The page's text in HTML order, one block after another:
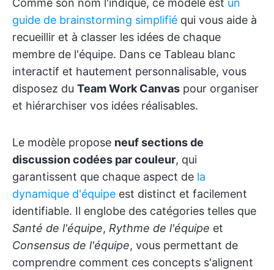
Comme son nom l'indique, ce modèle est un
guide de brainstorming simplifié qui vous aide à
recueillir et à classer les idées de chaque
membre de l'équipe. Dans ce Tableau blanc
interactif et hautement personnalisable, vous
disposez du Team Work Canvas pour organiser
et hiérarchiser vos idées réalisables.
Le modèle propose neuf sections de
discussion codées par couleur, qui
garantissent que chaque aspect de la
dynamique d'équipe est distinct et facilement
identifiable. Il englobe des catégories telles que
Santé de l'équipe, Rythme de l'équipe et
Consensus de l'équipe, vous permettant de
comprendre comment ces concepts s'alignent